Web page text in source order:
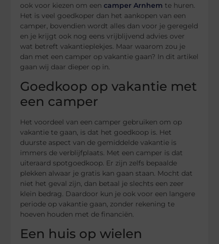
ook voor kiezen om eencamper Arnhem te huren.
Het is veel goedkoper dan het aankopen van een
camper, bovendien wordt alles dan voor je geregeld
en je krijgt ook nog eens vrijblijvend advies over
wat betreft vakantieplekjes. Maar waarom zou je
dan met een camper op vakantie gaan? In dit artikel
gaan wij daar dieper op in.
Goedkoop op vakantie met
een camper
Het voordeel van een camper gebruiken om op
vakantie te gaan, is dat het goedkoop is. Het
duurste aspect van de gemiddelde vakantie is
immers de verblijfplaats. Met een camper is dat
uiteraard spotgoedkoop. Er zijn zelfs bepaalde
plekken alwaar je gratis kan gaan staan. Mocht dat
niet het geval zijn, dan betaal je slechts een zeer
klein bedrag. Daardoor kun je ook voor een langere
periode op vakantie gaan, zonder rekening te
hoeven houden met de financiën.
Een huis op wielen